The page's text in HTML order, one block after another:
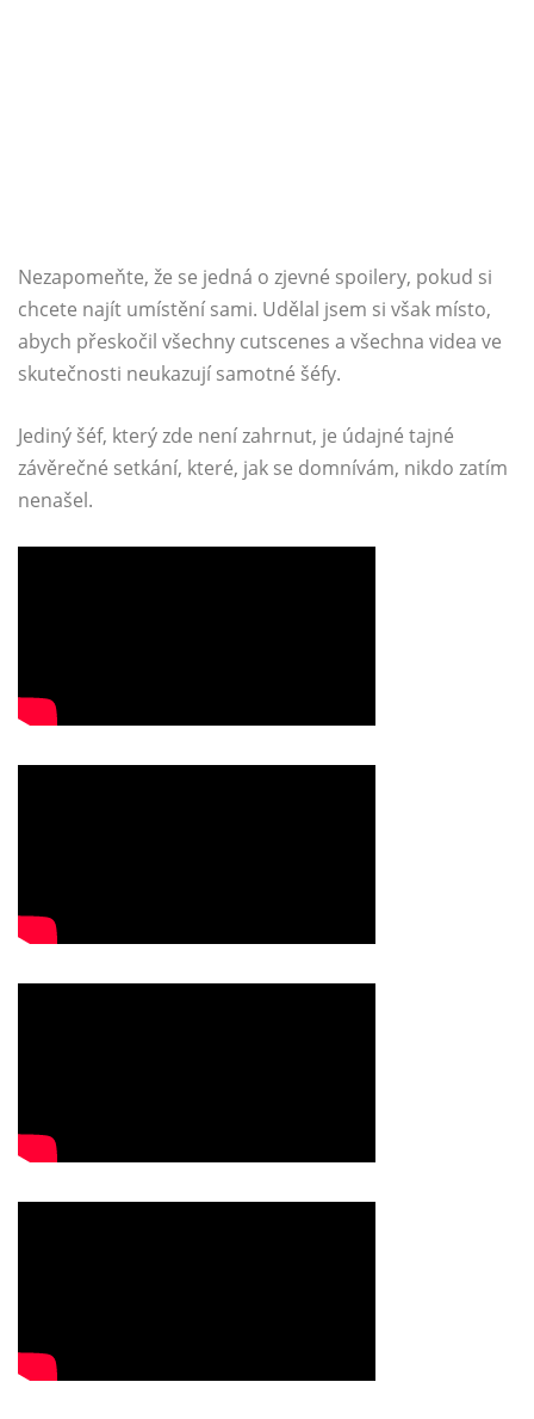
Nezapomeňte, že se jedná o zjevné spoilery, pokud si
chcete najít umístění sami. Udělal jsem si však místo,
abych přeskočil všechny cutscenes a všechna videa ve
skutečnosti neukazují samotné šéfy.
Jediný šéf, který zde není zahrnut, je údajné tajné
závěrečné setkání, které, jak se domnívám, nikdo zatím
nenašel.